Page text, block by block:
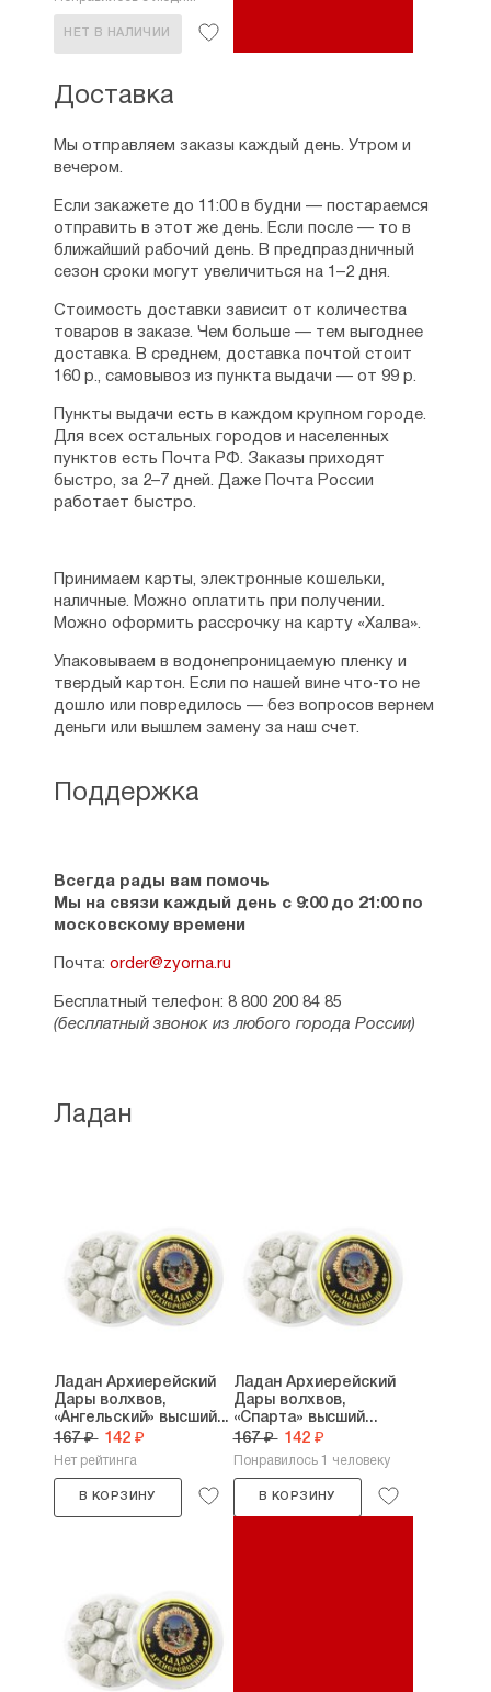
НЕТ В НАЛИЧИИ
Поддержка
Всегда рады вам помочь
Мы на связи каждый день с 9:00 до 21:00 по
московскому времени
Почта: order@zyorna.ru
Бесплатный телефон: 8 800 200 84 85
(бесплатный звонок из любого города России)
Доставка
Мы отправляем заказы каждый день. Утром и
вечером.
Если закажете до 11:00 в будни — постараемся
отправить в этот же день. Если после — то в
ближайший рабочий день. В предпраздничный
сезон сроки могут увеличиться на 1–2 дня.
Стоимость доставки зависит от количества
товаров в заказе. Чем больше — тем выгоднее
доставка. В среднем, доставка почтой стоит
160 р., самовывоз из пункта выдачи — от 99 р.
Пункты выдачи есть в каждом крупном городе.
Для всех остальных городов и населенных
пунктов есть Почта РФ. Заказы приходят
быстро, за 2–7 дней. Даже Почта России
работает быстро.
Принимаем карты, электронные кошельки,
наличные. Можно оплатить при получении.
Можно оформить рассрочку на карту «Халва».
Упаковываем в водонепроницаемую пленку и
твердый картон. Если по нашей вине что-то не
дошло или повредилось — без вопросов вернем
деньги или вышлем замену за наш счет.
Ладан
Ладан Архиерейский
Дары волхвов,
«Ангельский» высший...
167 ₽ 142 ₽
Нет рейтинга
В КОРЗИНУ
Ладан Архиерейский
Дары волхвов,
«Спарта» высший...
167 ₽ 142 ₽
Понравилось 1 человеку
В КОРЗИНУ